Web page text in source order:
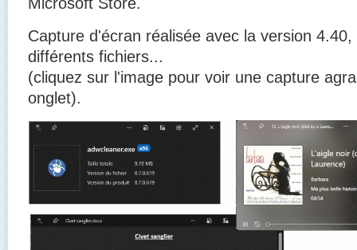
Capture d'écran réalisée avec la version
différents fichiers...
(cliquez sur l'image pour voir une capture
onglet).